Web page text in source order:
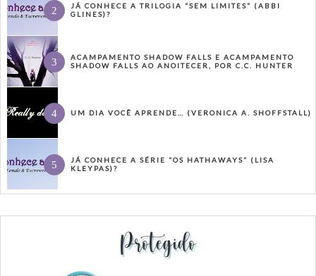
JÁ CONHECE A TRILOGIA “SEM LIMITES” (ABBI
GLINES)?
ACAMPAMENTO SHADOW FALLS E ACAMPAMENTO
SHADOW FALLS AO ANOITECER, POR C.C. HUNTER
UM DIA VOCÊ APRENDE… (VERONICA A. SHOFFSTALL)
JÁ CONHECE A SÉRIE “OS HATHAWAYS” (LISA
KLEYPAS)?
Protegido